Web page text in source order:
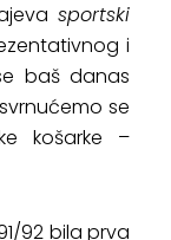
sportski
i
baš danas
se
košarke –
92 bila prva